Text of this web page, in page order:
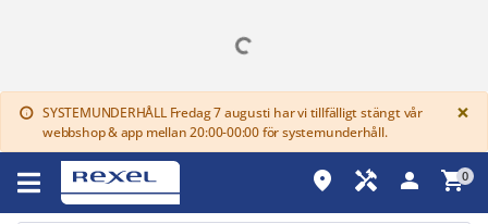
info SYSTEMUNDERHÅLL Fredag 7 augusti har vi tillfälligt stängt vår
webbshop & app mellan 20:00-00:00 för systemunderhåll.
×
place handyman person shopping_cart0